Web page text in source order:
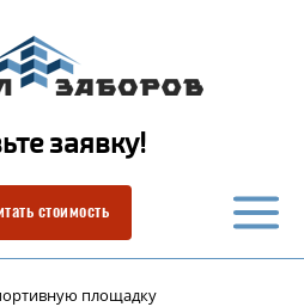
заявку!
стоимость
площадку